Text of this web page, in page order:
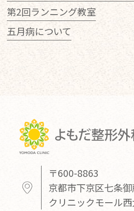
第2回ランニング教室
五月病について
〒600-8863
京都市下京区七条
クリニックモール